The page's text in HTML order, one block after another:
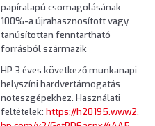
papíralapú csomagolásának
100%-a újrahasznosított vagy
tanúsítottan fenntartható
forrásból származik
HP 3 éves következő munkanapi
helyszíni hardvertámogatás
noteszgépekhez. Használati
feltételek: https://h20195.www2.